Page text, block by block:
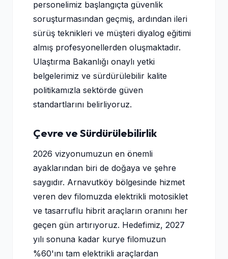
personelimiz başlangıçta güvenlik
soruşturmasından geçmiş, ardından ileri
sürüş teknikleri ve müşteri diyalog eğitimi
almış profesyonellerden oluşmaktadır.
Ulaştırma Bakanlığı onaylı yetki
belgelerimiz ve sürdürülebilir kalite
politikamızla sektörde güven
standartlarını belirliyoruz.
Çevre ve Sürdürülebilirlik
2026 vizyonumuzun en önemli
ayaklarından biri de doğaya ve şehre
saygıdır. Arnavutköy bölgesinde hizmet
veren dev filomuzda elektrikli motosiklet
ve tasarruflu hibrit araçların oranını her
geçen gün artırıyoruz. Hedefimiz, 2027
yılı sonuna kadar kurye filomuzun
%60'ını tam elektrikli araçlardan